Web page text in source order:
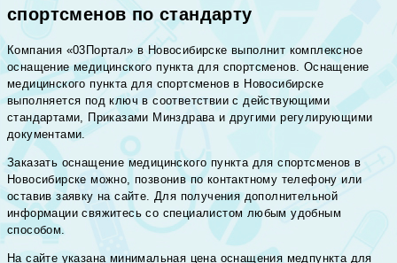
спортсменов по стандарту
Компания «03Портал» в Новосибирске выполнит комплексное
оснащение медицинского пункта для спортсменов. Оснащение
медицинского пункта для спортсменов в Новосибирске
выполняется под ключ в соответствии с действующими
стандартами, Приказами Минздрава и другими регулирующими
документами.
Заказать оснащение медицинского пункта для спортсменов в
Новосибирске можно, позвонив по контактному телефону или
оставив заявку на сайте. Для получения дополнительной
информации свяжитесь со специалистом любым удобным
способом.
На сайте указана минимальная цена оснащения медпункта для